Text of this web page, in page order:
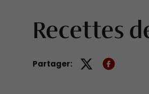
Recettes
Partager: